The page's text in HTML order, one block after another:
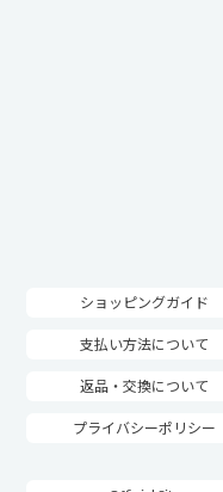
ショッピングガイド
支払い方法について
返品・交換について
プライバシーポリシー